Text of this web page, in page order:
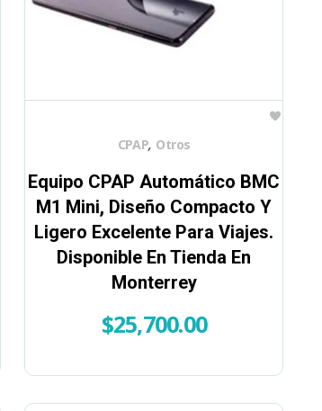
Equipo CPAP Automático BMC
M1 Mini, Diseño Compacto Y
Ligero Excelente Para Viajes.
Disponible En Tienda En
Monterrey
$25,700.00
CPAP, Otros